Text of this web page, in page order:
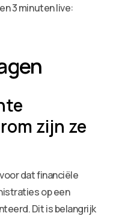
3 minuten live:
zijn ze
dat financiële
op een
Dit is belangrijk